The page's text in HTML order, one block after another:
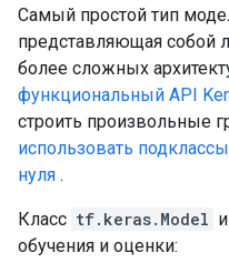
Самый простой тип
представляющая собой
более сложных
функциональный API
строить произвольные
использовать
нуля .
Класс tf.keras.Model
обучения и оценки: